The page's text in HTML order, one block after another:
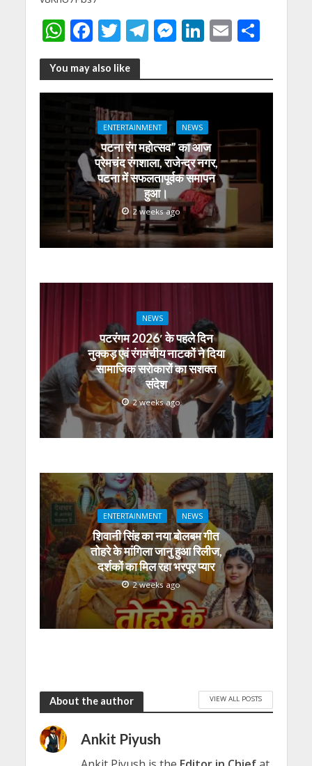
W
h
at
s
p
F
ac
e
b
o
o
k
T
w
itt
er
T
e
gr
a
m
M
ss
e
n
g
er
Li
k
e
dI
n
E
ai
l
S
ar
e
You may also like
ENTERTAINMENT NEWS
पटना रंग महोत्सव” का आज
प्रेमचंद रंगशाला, राजेन्द्र नगर,
पटना में सफलतापूर्वक समापन
हुआ।
2 weeks ago
NEWS
पटरंगम 2026′ के पहले दिन
नुक्कड़ एवं रंगमंचीय नाटकों ने दिया
सामाजिक सरोकारों का सशक्त
संदेश
2 weeks ago
ENTERTAINMENT NEWS
शिवानी सिंह का नया बोलबम गीत
तोहरे के मांगिला जानु हुआ रिलीज,
दर्शकों का मिल रहा भरपूर प्यार
2 weeks ago
About the author VIEW ALL POSTS
Ankit Piyush